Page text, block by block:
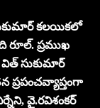
కలయికలో
రూల్‌. ప్రముఖ
సుకుమార్‌
ప్రపంచవ్యాప్తంగా
వై.రవిశంకర్‌